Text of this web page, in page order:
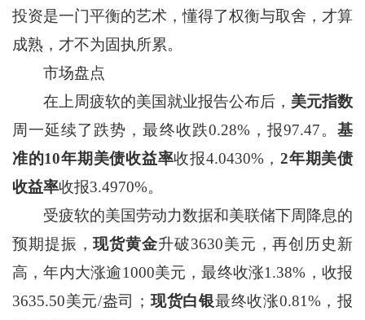
投资是一门平衡的艺术，懂得了权衡与取舍，才算
成熟，才不为固执所累。
市场盘点
在上周疲软的美国就业报告公布后， 美元指数
周一延续了跌势，最终收跌0.28%，报97.47。基
准的10年期美债收益率收报4.0430%，2年期美债
收益率收报3.4970%。
受疲软的美国劳动力数据和美联储下周降息的
预期提振，现货黄金升破3630美元，再创历史新
高，年内大涨逾1000美元，最终收涨1.38%，收报
3635.50美元/盎司； 现货白银最终收涨0.81%，报